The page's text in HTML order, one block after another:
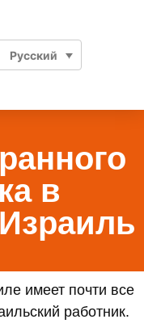
Русский
в
имеет почти все
работник.